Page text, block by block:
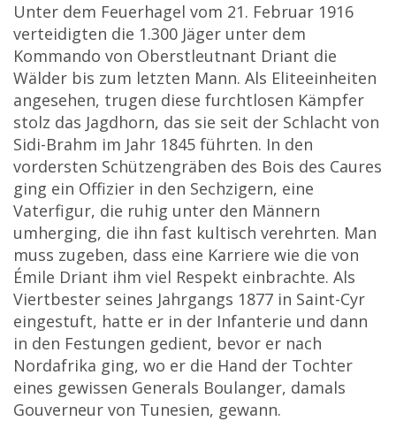
Unter dem Feuerhagel vom 21. Februar 1916
verteidigten die 1.300 Jäger unter dem
Kommando von Oberstleutnant Driant die
Wälder bis zum letzten Mann. Als Eliteeinheiten
angesehen, trugen diese furchtlosen Kämpfer
stolz das Jagdhorn, das sie seit der Schlacht von
Sidi-Brahm im Jahr 1845 führten. In den
vordersten Schützengräben des Bois des Caures
ging ein Offizier in den Sechzigern, eine
Vaterfigur, die ruhig unter den Männern
umherging, die ihn fast kultisch verehrten. Man
muss zugeben, dass eine Karriere wie die von
Émile Driant ihm viel Respekt einbrachte. Als
Viertbester seines Jahrgangs 1877 in Saint-Cyr
eingestuft, hatte er in der Infanterie und dann
in den Festungen gedient, bevor er nach
Nordafrika ging, wo er die Hand der Tochter
eines gewissen Generals Boulanger, damals
Gouverneur von Tunesien, gewann.